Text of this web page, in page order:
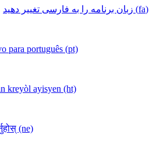
(fa) زبان برنامه را به فارسی تغییر دهید
para português (pt)
kreyòl ayisyen (ht)
(ne)